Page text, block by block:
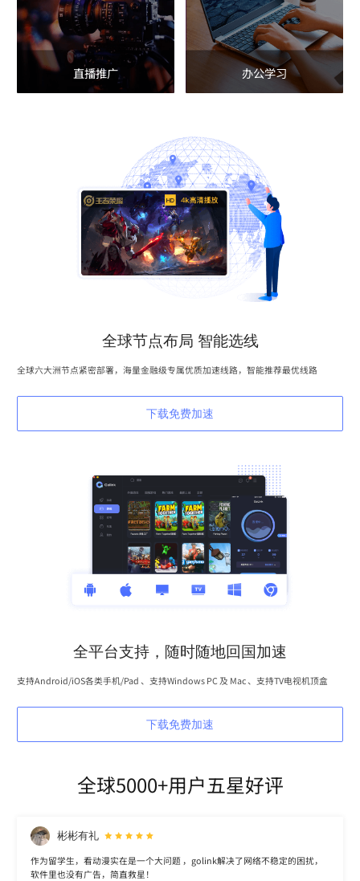
直播推广 办公学习
全球节点布局 智能选线
全球六大洲节点紧密部署，海量金融级专属优质加速线路，智能推荐最优线路
下载免费加速
全平台支持，随时随地回国加速
支持Android/iOS各类手机/Pad 、支持Windows PC 及 Mac 、支持TV电视机顶盒
下载免费加速
全球5000+用户五星好评
彬彬有礼
作为留学生，看动漫实在是一个大问题 ，golink解决了网络不稳定的困扰，
软件里也没有广告，简直救星！